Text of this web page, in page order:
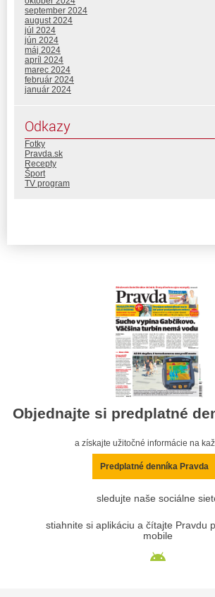
september 2024
august 2024
júl 2024
jún 2024
máj 2024
apríl 2024
marec 2024
február 2024
január 2024
Odkazy
Fotky
Pravda.sk
Recepty
Šport
TV program
Objednajte si predplatné
a získajte užitočné informácie na
Predplatné denníka Pravda
sledujte naše sociálne
stiahnite si aplikáciu a čítajte Pravdu
mobile